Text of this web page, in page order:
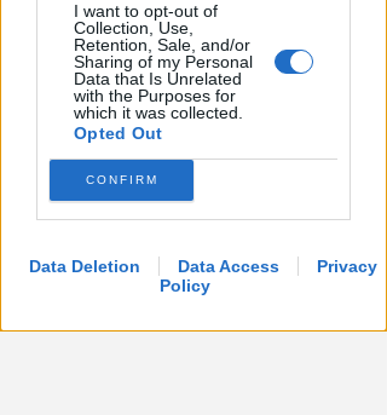
I want to opt-out of
Collection, Use,
Retention, Sale, and/or
Sharing of my Personal
Data that Is Unrelated
with the Purposes for
which it was collected.
Opted Out
CONFIRM
Data Deletion Data Access
Privacy
Policy